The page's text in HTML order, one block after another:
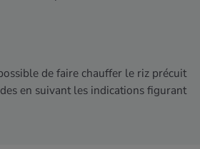
de faire chauffer le riz précuit
en suivant les indications figurant